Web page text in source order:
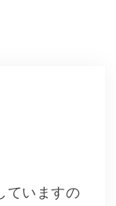
ていますの